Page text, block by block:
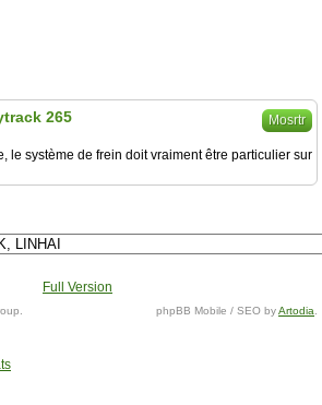
Mosrtr
265
le système de frein doit vraiment être particulier sur
Full Version
phpBB Mobile / SEO byArtodia